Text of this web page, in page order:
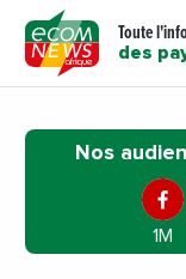
Toute
des
Nos
1M